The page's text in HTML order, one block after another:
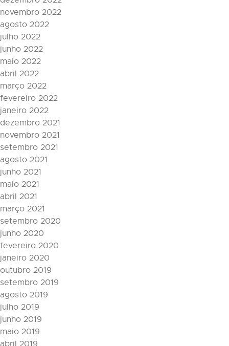
novembro 2022
agosto 2022
julho 2022
junho 2022
maio 2022
abril 2022
março 2022
fevereiro 2022
janeiro 2022
dezembro 2021
novembro 2021
setembro 2021
agosto 2021
junho 2021
maio 2021
abril 2021
março 2021
setembro 2020
junho 2020
fevereiro 2020
janeiro 2020
outubro 2019
setembro 2019
agosto 2019
julho 2019
junho 2019
maio 2019
abril 2019